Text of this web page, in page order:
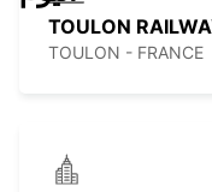
TOULON
TOULON - FRANCE